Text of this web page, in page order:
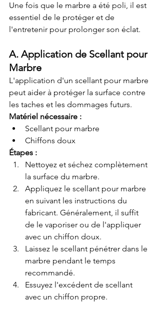
Une fois que le marbre a été poli, il est
essentiel de le protéger et de
l'entretenir pour prolonger son éclat.
A. Application de Scellant pour
Marbre
L'application d'un scellant pour marbre
peut aider à protéger la surface contre
les taches et les dommages futurs.
Matériel nécessaire :
Scellant pour marbre
Chiffons doux
Étapes :
Nettoyez et séchez complètement
la surface du marbre.
Appliquez le scellant pour marbre
en suivant les instructions du
fabricant. Généralement, il suffit
de le vaporiser ou de l'appliquer
avec un chiffon doux.
Laissez le scellant pénétrer dans le
marbre pendant le temps
recommandé.
Essuyez l'excédent de scellant
avec un chiffon propre.